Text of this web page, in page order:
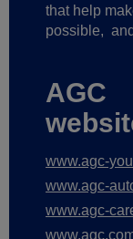
that help
possible,
AGC
www.agc-
www.agc-
www.agc-